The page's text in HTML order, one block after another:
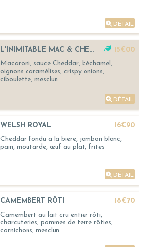
DÉTAIL
L'INIMITABLE MAC & CHEESE
15€00
Macaroni, sauce Cheddar, béchamel,
oignons caramélisés, crispy onions,
ciboulette, mesclun
DÉTAIL
WELSH ROYAL
16€90
Cheddar fondu à la bière, jambon blanc,
pain, moutarde, œuf au plat, frites
DÉTAIL
CAMEMBERT RÔTI
18€70
Camembert au lait cru entier rôti,
charcuteries, pommes de terre rôties,
cornichons, mesclun